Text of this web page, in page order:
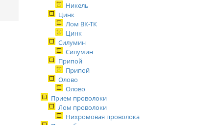
Никель
Цинк
Лом ВК-ТК
Цинк
Силумин
Силумин
Припой
Припой
Олово
Олово
Прием проволоки
Лом проволоки
Нихромовая проволока